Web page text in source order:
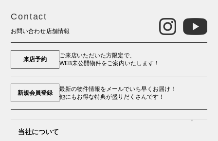
Contact
お問い合わせ 店舗情報
来店予約
ご来店いただいた方限定で、
WEB未公開物件をご案内いたします！
新規会員登録
最新の物件情報をメールでいち早くお届け！
他にもお得な特典が盛りだくさんです！
当社について